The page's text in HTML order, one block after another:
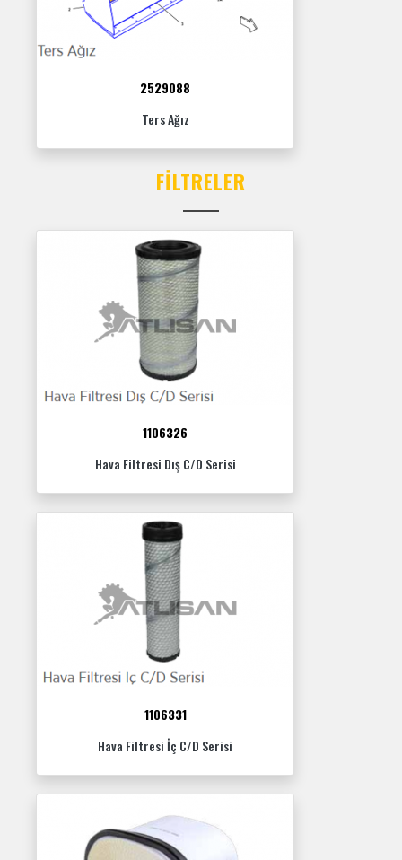
2529088
Ters Ağız
FILTRELER
1106326
Hava Filtresi Dış C/D Serisi
1106331
Hava Filtresi İç C/D Serisi